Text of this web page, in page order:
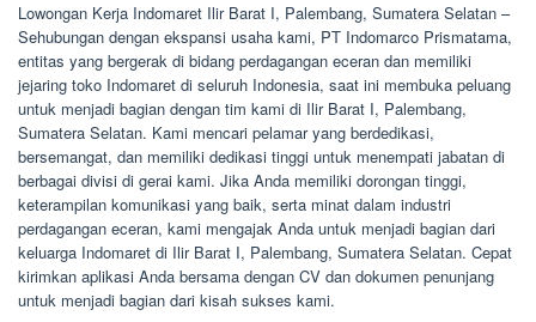
Lowongan Kerja Indomaret Ilir Barat I, Palembang, Sumatera Selatan –
Sehubungan dengan ekspansi usaha kami, PT Indomarco Prismatama,
entitas yang bergerak di bidang perdagangan eceran dan memiliki
jejaring toko Indomaret di seluruh Indonesia, saat ini membuka peluang
untuk menjadi bagian dengan tim kami di Ilir Barat I, Palembang,
Sumatera Selatan. Kami mencari pelamar yang berdedikasi,
bersemangat, dan memiliki dedikasi tinggi untuk menempati jabatan di
berbagai divisi di gerai kami. Jika Anda memiliki dorongan tinggi,
keterampilan komunikasi yang baik, serta minat dalam industri
perdagangan eceran, kami mengajak Anda untuk menjadi bagian dari
keluarga Indomaret di Ilir Barat I, Palembang, Sumatera Selatan. Cepat
kirimkan aplikasi Anda bersama dengan CV dan dokumen penunjang
untuk menjadi bagian dari kisah sukses kami.